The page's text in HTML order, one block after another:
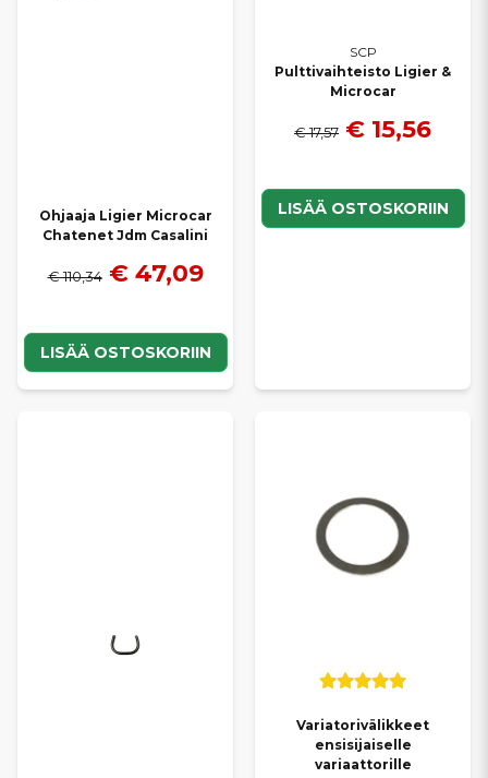
Ohjaaja Ligier Microcar
Chatenet Jdm Casalini
€ 110,34 € 47,09
LISÄÄ OSTOSKORIIN
SCP
Pulttivaihteisto Ligier &
Microcar
€ 17,57 € 15,56
LISÄÄ OSTOSKORIIN
Variatorivälikkeet
ensisijaiselle
variaattorille